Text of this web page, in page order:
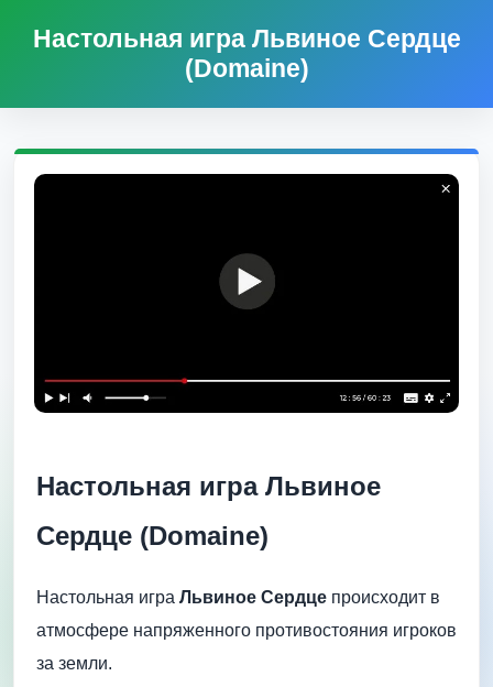
Настольная игра Львиное Сердце
(Domaine)
Настольная игра Львиное
Сердце (Domaine)
Настольная игра Львиное Сердце происходит в
атмосфере напряженного противостояния игроков
за земли.